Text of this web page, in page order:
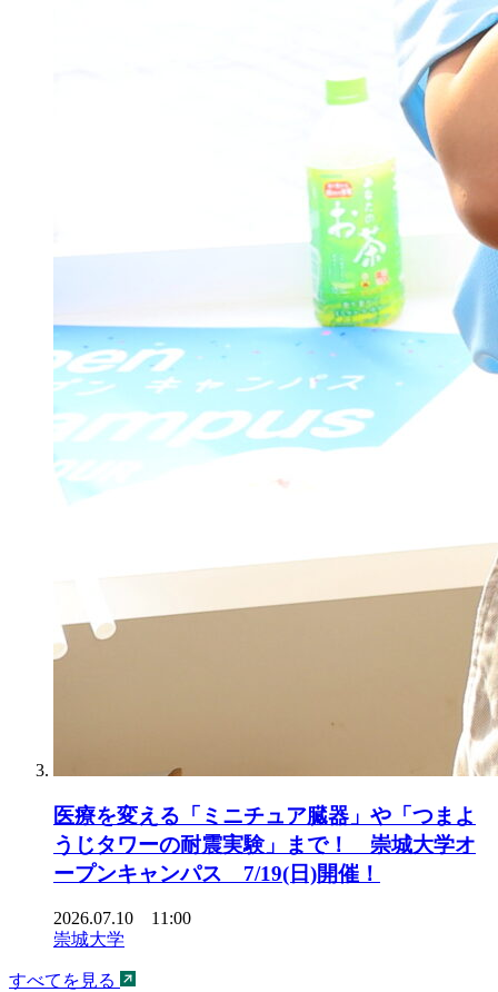
医療を変える「ミニチュア臓器」や「つまよ
うじタワーの耐震実験」まで！ 崇城大学オ
ープンキャンパス 7/19(日)開催！
2026.07.10 11:00
崇城大学
すべてを見る